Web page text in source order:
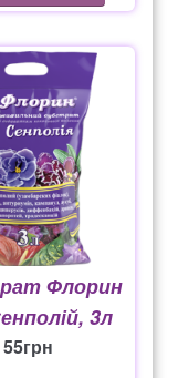
Флорин
3л
55грн